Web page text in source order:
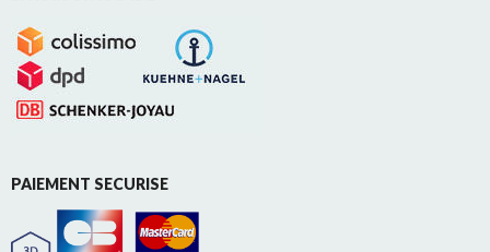
PAIEMENT SECURISE